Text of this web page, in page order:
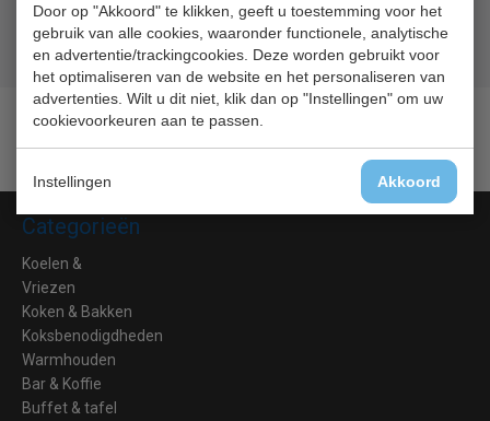
Door op "Akkoord" te klikken, geeft u toestemming voor het
gebruik van alle cookies, waaronder functionele, analytische
en advertentie/trackingcookies. Deze worden gebruikt voor
het optimaliseren van de website en het personaliseren van
advertenties. Wilt u dit niet, klik dan op "Instellingen" om uw
cookievoorkeuren aan te passen.
Instellingen Akkoord
Geld terugprijsgarantie
Lage prijzen hoge service
Categorieën
Koelen &
Vriezen
Koken & Bakken
Koksbenodigdheden
Warmhouden
Bar & Koffie
Buffet & tafel